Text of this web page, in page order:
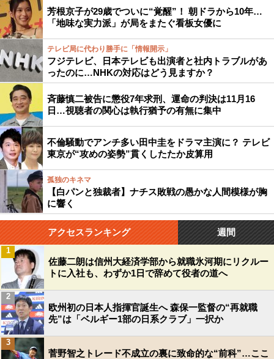
芳根京子が29歳でついに“覚醒”！ 朝ドラから10年…
「地味な実力派」が局をまたぐ看板女優に
テレビ局に代わり勝手に「情報開示」
フジテレビ、日本テレビも出演者と社内トラブルがあ
ったのに…NHKの対応はどう見ますか？
斉藤慎二被告に懲役7年求刑、運命の判決は11月16
日…視聴者の関心は執行猶予の有無に集中
不倫騒動でアンチ多い田中圭をドラマ主演に？ テレビ
東京が“攻めの姿勢”貫くしたたか皮算用
孤独のキネマ
【白パンと独裁者】ナチス敗戦の愚かな人間模様が胸
に響く
アクセスランキング 週間
佐藤二朗は信州大経済学部から就職氷河期にリクルー
トに入社も、わずか1日で辞めて役者の道へ
1
欧州初の日本人指揮官誕生へ 森保一監督の“再就職
先”は「ベルギー1部の日系クラブ」一択か
2
菅野智之トレード不成立の裏に致命的な“前科”…ここ
3